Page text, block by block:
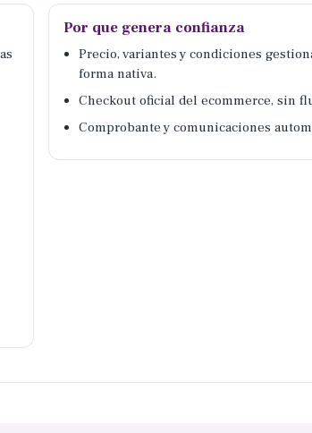
Por que genera confianza
Precio, variantes y condiciones
forma nativa.
Checkout oficial del ecommerce, sin
Comprobante y comunicaciones